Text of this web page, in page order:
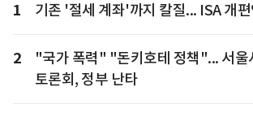
1 기존 '절세 계좌'까지 칼질... ISA 개
2
"국가 폭력" "돈키호테 정책"... 서울
토론회, 정부 난타